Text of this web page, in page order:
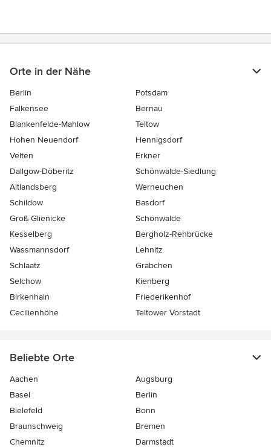
Orte in der Nähe
Berlin
Potsdam
Falkensee
Bernau
Blankenfelde-Mahlow
Teltow
Hohen Neuendorf
Hennigsdorf
Velten
Erkner
Dallgow-Döberitz
Schönwalde-Siedlung
Altlandsberg
Werneuchen
Schildow
Basdorf
Groß Glienicke
Schönwalde
Kesselberg
Bergholz-Rehbrücke
Wassmannsdorf
Lehnitz
Schlaatz
Gräbchen
Selchow
Kienberg
Birkenhain
Friederikenhof
Cecilienhöhe
Teltower Vorstadt
Beliebte Orte
Aachen
Augsburg
Basel
Berlin
Bielefeld
Bonn
Braunschweig
Bremen
Chemnitz
Darmstadt